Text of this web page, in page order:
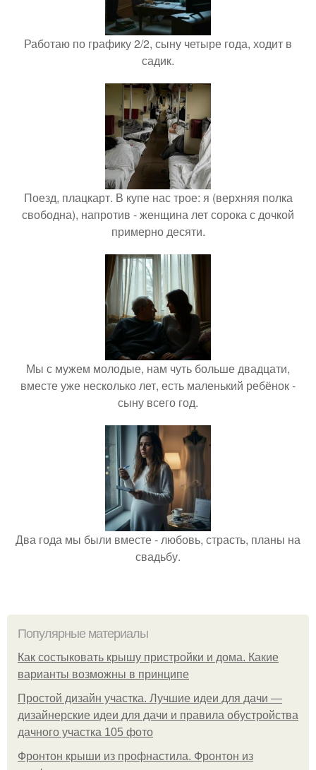
Работаю по графику 2/2, сыну четыре года, ходит в
садик.
Поезд, плацкарт. В купе нас трое: я (верхняя полка
свободна), напротив - женщина лет сорока с дочкой
примерно десяти.
Мы с мужем молодые, нам чуть больше двадцати,
вместе уже несколько лет, есть маленький ребёнок -
сыну всего год.
Два года мы были вместе - любовь, страсть, планы на
свадьбу.
Популярные материалы
Как состыковать крышу пристройки и дома. Какие
варианты возможны в принципе
Простой дизайн участка. Лучшие идеи для дачи —
дизайнерские идеи для дачи и правила обустройства
дачного участка 105 фото
Фронтон крыши из профнастила. Фронтон из